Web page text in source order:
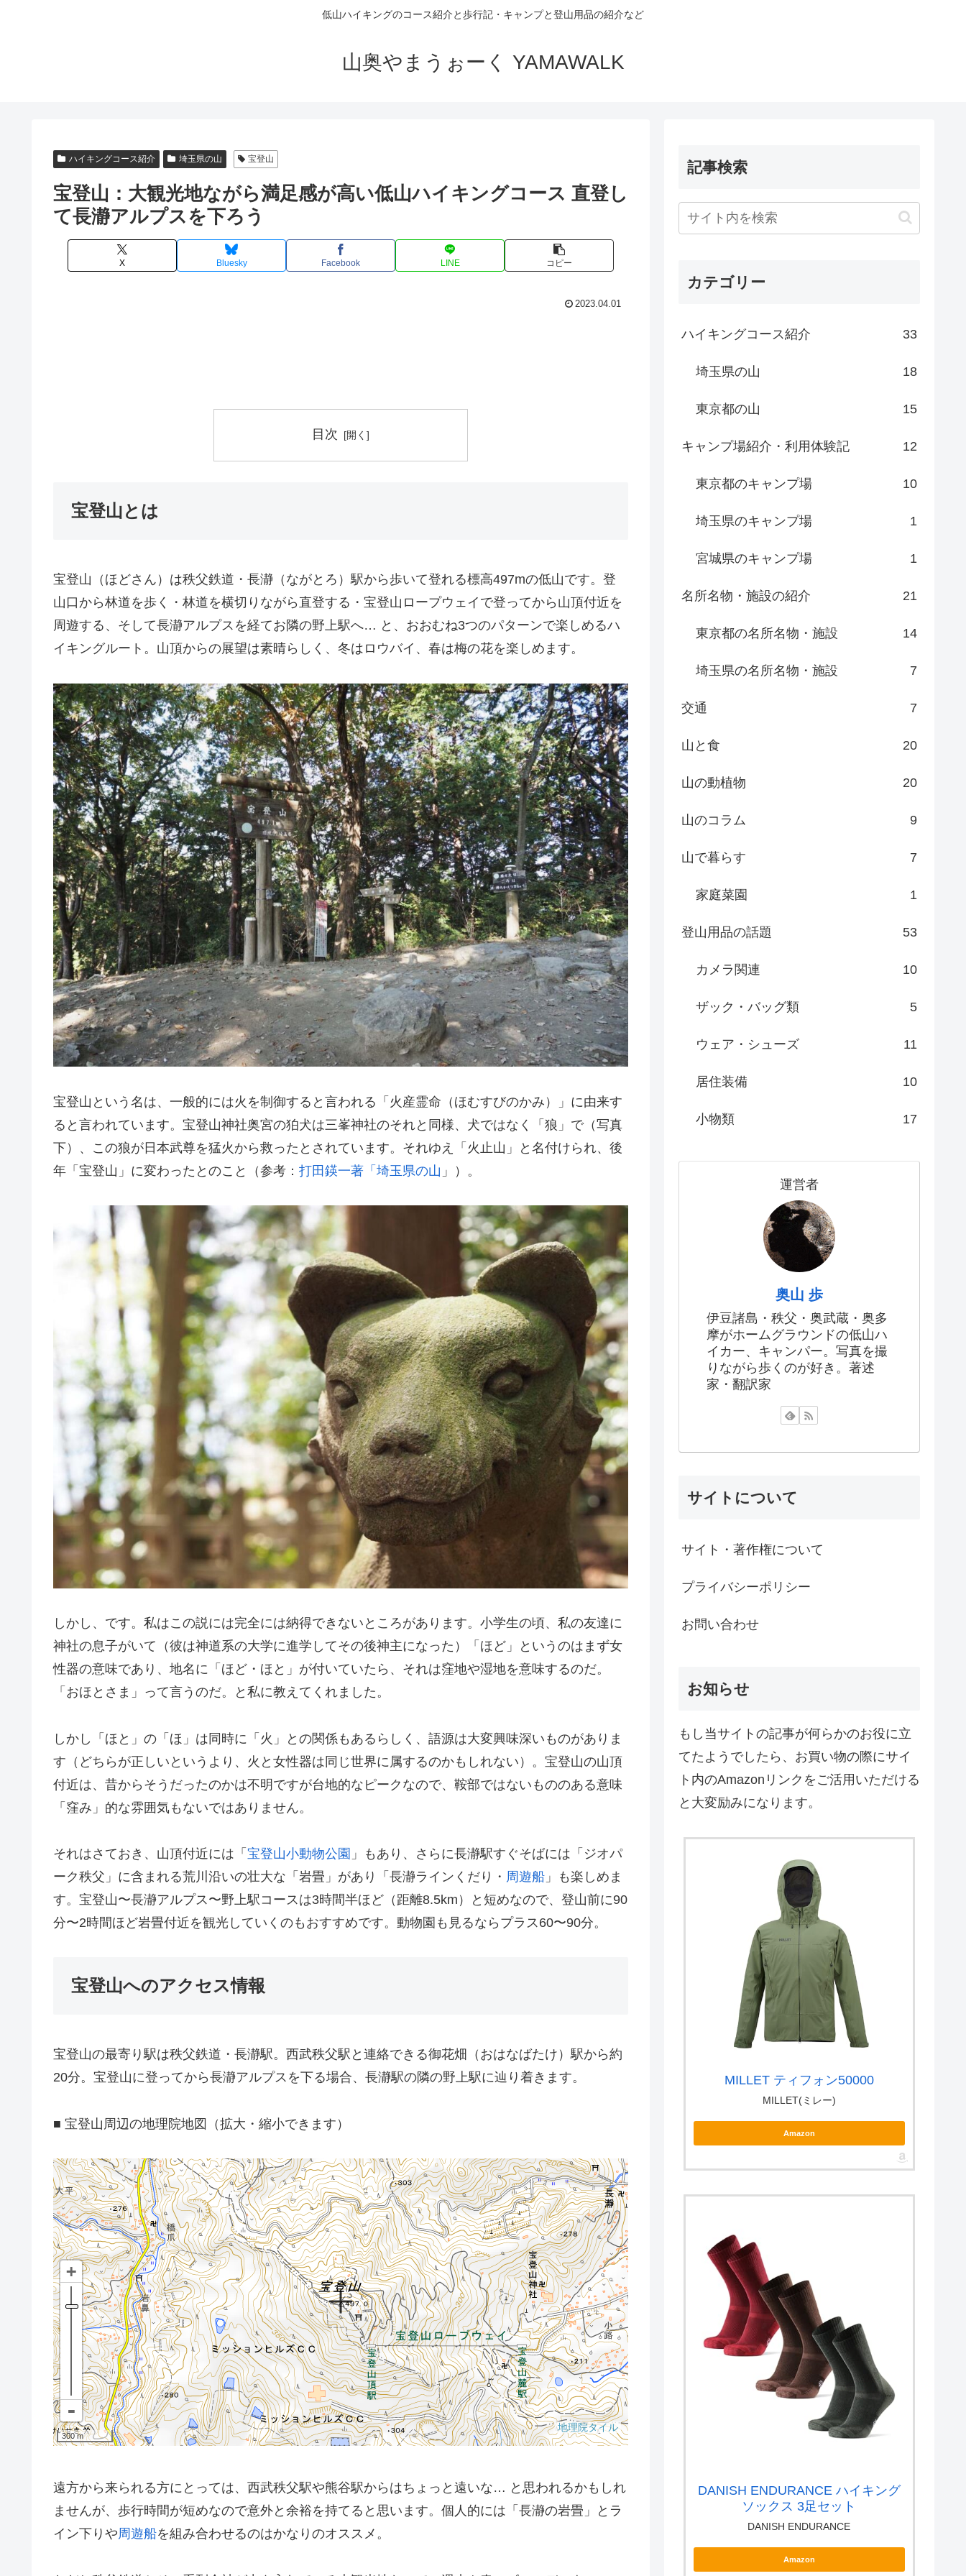
低山ハイキングのコース紹介と歩行記・キャンプと登山用品の紹介など
山奥やまうぉーく YAMAWALK
ハイキングコース紹介 埼玉県の山 宝登山
宝登山：大観光地ながら満足感が高い低山ハイキングコース 直登し
て長瀞アルプスを下ろう
X Bluesky Facebook LINE コピー
2023.04.01
目次
宝登山とは
宝登山（ほどさん）は秩父鉄道・長瀞（ながとろ）駅から歩いて登れる標高497mの低山です。登
山口から林道を歩く・林道を横切りながら直登する・宝登山ロープウェイで登ってから山頂付近を
周遊する、そして長瀞アルプスを経てお隣の野上駅へ… と、おおむね3つのパターンで楽しめるハ
イキングルート。山頂からの展望は素晴らしく、冬はロウバイ、春は梅の花を楽しめます。
宝登山という名は、一般的には火を制御すると言われる「火産霊命（ほむすびのかみ）」に由来す
ると言われています。宝登山神社奥宮の狛犬は三峯神社のそれと同様、犬ではなく「狼」で（写真
下）、この狼が日本武尊を猛火から救ったとされています。それゆえ「火止山」と名付けられ、後
年「宝登山」に変わったとのこと（参考： 打田鍈一著「埼玉県の山 」）。
しかし、です。私はこの説には完全には納得できないところがあります。小学生の頃、私の友達に
神社の息子がいて（彼は神道系の大学に進学してその後神主になった）「ほど」というのはまず女
性器の意味であり、地名に「ほど・ほと」が付いていたら、それは窪地や湿地を意味するのだ。
「おほとさま」って言うのだ。と私に教えてくれました。
しかし「ほと」の「ほ」は同時に「火」との関係もあるらしく、語源は大変興味深いものがありま
す（どちらが正しいというより、火と女性器は同じ世界に属するのかもしれない）。宝登山の山頂
付近は、昔からそうだったのかは不明ですが台地的なピークなので、鞍部ではないもののある意味
「窪み」的な雰囲気もないではありません。
それはさておき、山頂付近には「 宝登山小動物公園 」もあり、さらに長瀞駅すぐそばには「ジオパ
ーク秩父」に含まれる荒川沿いの壮大な「岩畳」があり「長瀞ラインくだり・ 周遊船 」も楽しめま
す。宝登山〜長瀞アルプス〜野上駅コースは3時間半ほど（距離8.5km）と短めなので、登山前に90
分〜2時間ほど岩畳付近を観光していくのもおすすめです。動物園も見るならプラス60〜90分。
宝登山へのアクセス情報
宝登山の最寄り駅は秩父鉄道・長瀞駅。西武秩父駅と連絡できる御花畑（おはなばたけ）駅から約
20分。宝登山に登ってから長瀞アルプスを下る場合、長瀞駅の隣の野上駅に辿り着きます。
■ 宝登山周辺の地理院地図（拡大・縮小できます）
遠方から来られる方にとっては、西武秩父駅や熊谷駅からはちょっと遠いな… と思われるかもしれ
ませんが、歩行時間が短めなので意外と余裕を持てると思います。個人的には「長瀞の岩畳」とラ
イン下りや周遊船を組み合わせるのはかなりのオススメ。
記事検索
カテゴリー
ハイキングコース紹介 33
埼玉県の山 18
東京都の山 15
キャンプ場紹介・利用体験記 12
東京都のキャンプ場 10
埼玉県のキャンプ場 1
宮城県のキャンプ場 1
名所名物・施設の紹介 21
東京都の名所名物・施設 14
埼玉県の名所名物・施設 7
交通 7
山と食 20
山の動植物 20
山のコラム 9
山で暮らす 7
家庭菜園 1
登山用品の話題 53
カメラ関連 10
ザック・バッグ類 5
ウェア・シューズ 11
居住装備 10
小物類 17
運営者
奥山 歩
伊豆諸島・秩父・奥武蔵・奥多
摩がホームグラウンドの低山ハ
イカー、キャンパー。写真を撮
りながら歩くのが好き。著述
家・翻訳家
サイトについて
サイト・著作権について
プライバシーポリシー
お問い合わせ
お知らせ
もし当サイトの記事が何らかのお役に立
てたようでしたら、お買い物の際にサイ
ト内のAmazonリンクをご活用いただける
と大変励みになります。
MILLET ティフォン50000
MILLET(ミレー)
Amazon
DANISH ENDURANCE ハイキング
ソックス 3足セット
DANISH ENDURANCE
Amazon